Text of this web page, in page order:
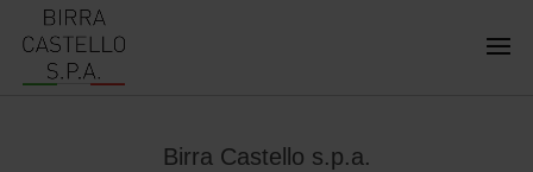
Birra Castello s.p.a.